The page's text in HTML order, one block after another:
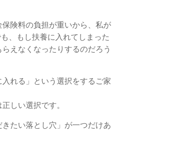
険料の負担が重いから、私が
、もし扶養に入れてしまった
えなくなったりするのだろう
れる」という選択をするご家
しい選択です。
たい落とし穴」が一つだけあ